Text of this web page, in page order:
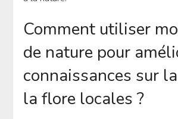
Comment utiliser
de nature pour
connaissances sur
la flore locales ?